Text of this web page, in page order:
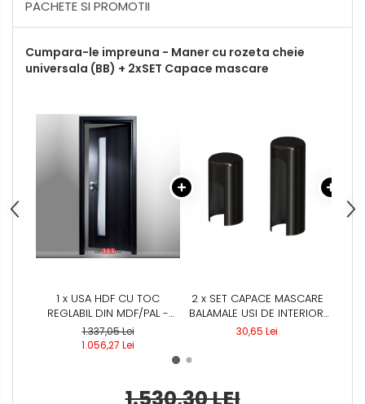
PACHETE SI PROMOTII
Cumpara-le impreuna - Maner cu rozeta cheie
universala (BB) + 2xSET Capace mascare
1 x USA HDF CU TOC
REGLABIL DIN MDF/PAL -
COLECTIA GOLD 1.4 -
CULOARE GRI ANTRACIT
1.337,05 Lei
1.056,27 Lei
2 x SET CAPACE MASCARE
BALAMALE USI DE INTERIOR,
NEGRU
30,65 Lei